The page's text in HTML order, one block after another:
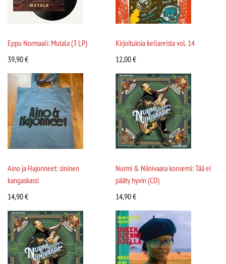
Eppu Normaali: Mutala (3 LP)
39,90€
Kirjoituksia kellareista vol. 14
12,00€
Aino ja Hajonneet: sininen
kangaskassi
14,90€
Nurmi & Niinivaara konserni: Tää ei
pääty hyvin (CD)
14,90€